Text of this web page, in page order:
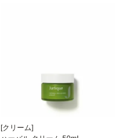
[クリーム]